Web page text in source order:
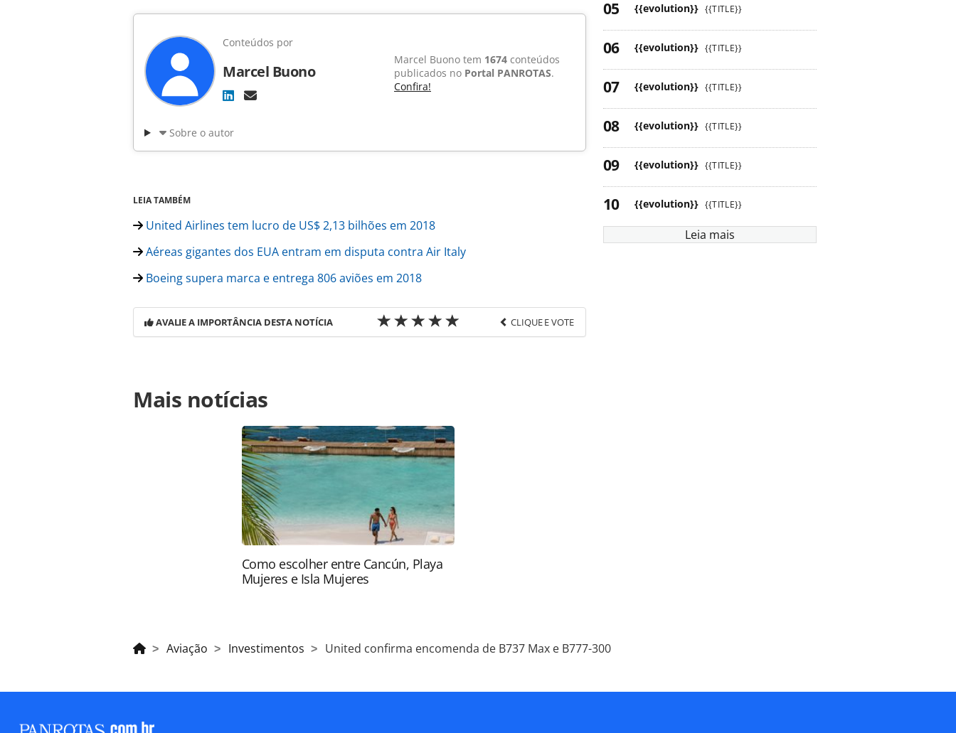
Conteúdos por
Marcel Buono
Marcel Buono tem 1674 conteúdos
publicados no Portal PANROTAS.
Confira!
Sobre o autor
LEIA TAMBÉM
United Airlines tem lucro de US$ 2,13 bilhões em 2018
Aéreas gigantes dos EUA entram em disputa contra Air Italy
Boeing supera marca e entrega 806 aviões em 2018
AVALIE A IMPORTÂNCIA DESTA NOTÍCIA CLIQUE E VOTE
https://www.panrotas.com.br/aviacao/investimentos/2019/01/united-confirma-
encomenda-b737-max-e-b777-300-veja-detalhes_161720.html ou as ferramentas
oferecidas na página. Todo o conteúdo produzido pela PANROTAS Editora é protegido
pela legislação brasileira sobre direito autoral. Não reproduza o conteúdo sem
autorização da PANROTAS Editora (copyright@panrotas.com.br).
Mais notícias
Como escolher entre Cancún, Playa
Mujeres e Isla Mujeres
{{evolution}} {{TITLE}}
{{evolution}} {{TITLE}}
{{evolution}} {{TITLE}}
{{evolution}} {{TITLE}}
{{evolution}} {{TITLE}}
{{evolution}} {{TITLE}}
Leia mais
Aviação Investimentos United confirma encomenda de B737 Max e B777-300